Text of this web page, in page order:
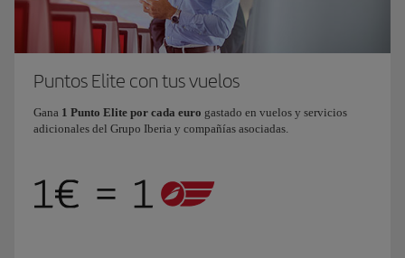
Puntos Elite con tus vuelos
Gana 1 Punto Elite por cada euro gastado en vuelos y servicios
adicionales del Grupo Iberia y compañías asociadas.